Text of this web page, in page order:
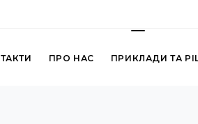
ПРО НАС ПРИКЛАДИ ТА